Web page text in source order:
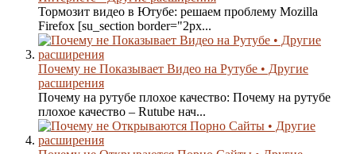
Тормозит видео в Ютубе: решаем проблему Mozilla
Firefox [su_section border="2px...
Почему не Показывает Видео на Рутубе • Другие
расширения
Почему на рутубе плохое качество: Почему на рутубе
плохое качество – Rutube нач...